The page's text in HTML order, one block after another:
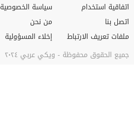
اتفاقية استخدام
اتصل بنا
ملفات تعريف الارتباط
سياسة الخصوصية
من نحن
إخلاء المسؤولية
جميع الحقوق محفوظة - ويكي عربي ٢٠٢٤